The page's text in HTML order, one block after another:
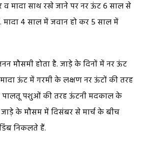
मादा साथ रखे जाने पर नर ऊंट 6 साल से
मादा 4 साल में जवान हो कर 5 साल में
मौसमी होता है. जाड़े के दिनों में नर ऊंट
ऊंट में गरमी के लक्षण नर ऊंटों की तरह
पालतू पशुओं की तरह ऊंटनी मदकाल के
जाड़े के मौसम में दिसंबर से मार्च के बीच
निकलते हैं.